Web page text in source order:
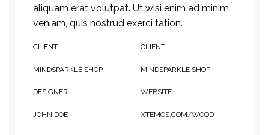
aliquam erat volutpat. Ut wisi enim ad minim
veniam, quis nostrud exerci tation.
CLIENT
MINDSPARKLE SHOP
CLIENT
MINDSPARKLE SHOP
DESIGNER
JOHN DOE
WEBSITE
XTEMOS.COM/WOOD